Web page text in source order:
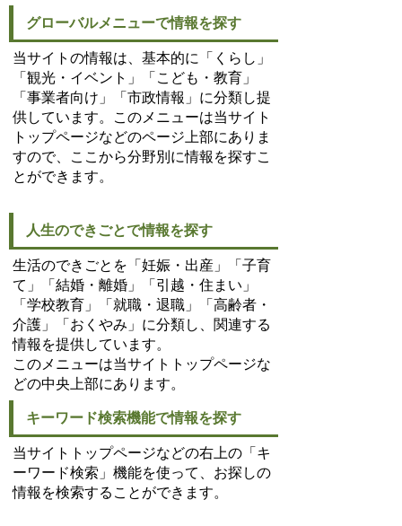
グローバルメニューで情報を探す
当サイトの情報は、基本的に「くらし」
「観光・イベント」「こども・教育」
「事業者向け」「市政情報」に分類し提
供しています。このメニューは当サイト
トップページなどのページ上部にありま
すので、ここから分野別に情報を探すこ
とができます。
人生のできごとで情報を探す
生活のできごとを「妊娠・出産」「子育
て」「結婚・離婚」「引越・住まい」
「学校教育」「就職・退職」「高齢者・
介護」「おくやみ」に分類し、関連する
情報を提供しています。
このメニューは当サイトトップページな
どの中央上部にあります。
キーワード検索機能で情報を探す
当サイトトップページなどの右上の「キ
ーワード検索」機能を使って、お探しの
情報を検索することができます。